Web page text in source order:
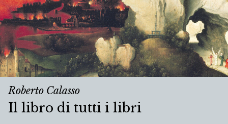
Roberto Calasso
Il libro di tutti i libri